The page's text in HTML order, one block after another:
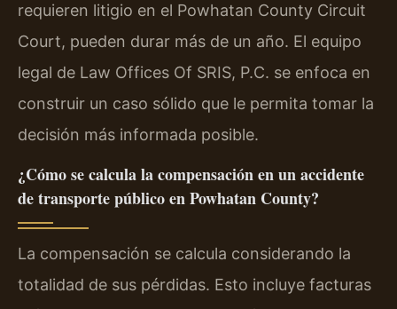
requieren litigio en el Powhatan County Circuit
Court, pueden durar más de un año. El equipo
legal de Law Offices Of SRIS, P.C. se enfoca en
construir un caso sólido que le permita tomar la
decisión más informada posible.
¿Cómo se calcula la compensación en un accidente
de transporte público en Powhatan County?
La compensación se calcula considerando la
totalidad de sus pérdidas. Esto incluye facturas